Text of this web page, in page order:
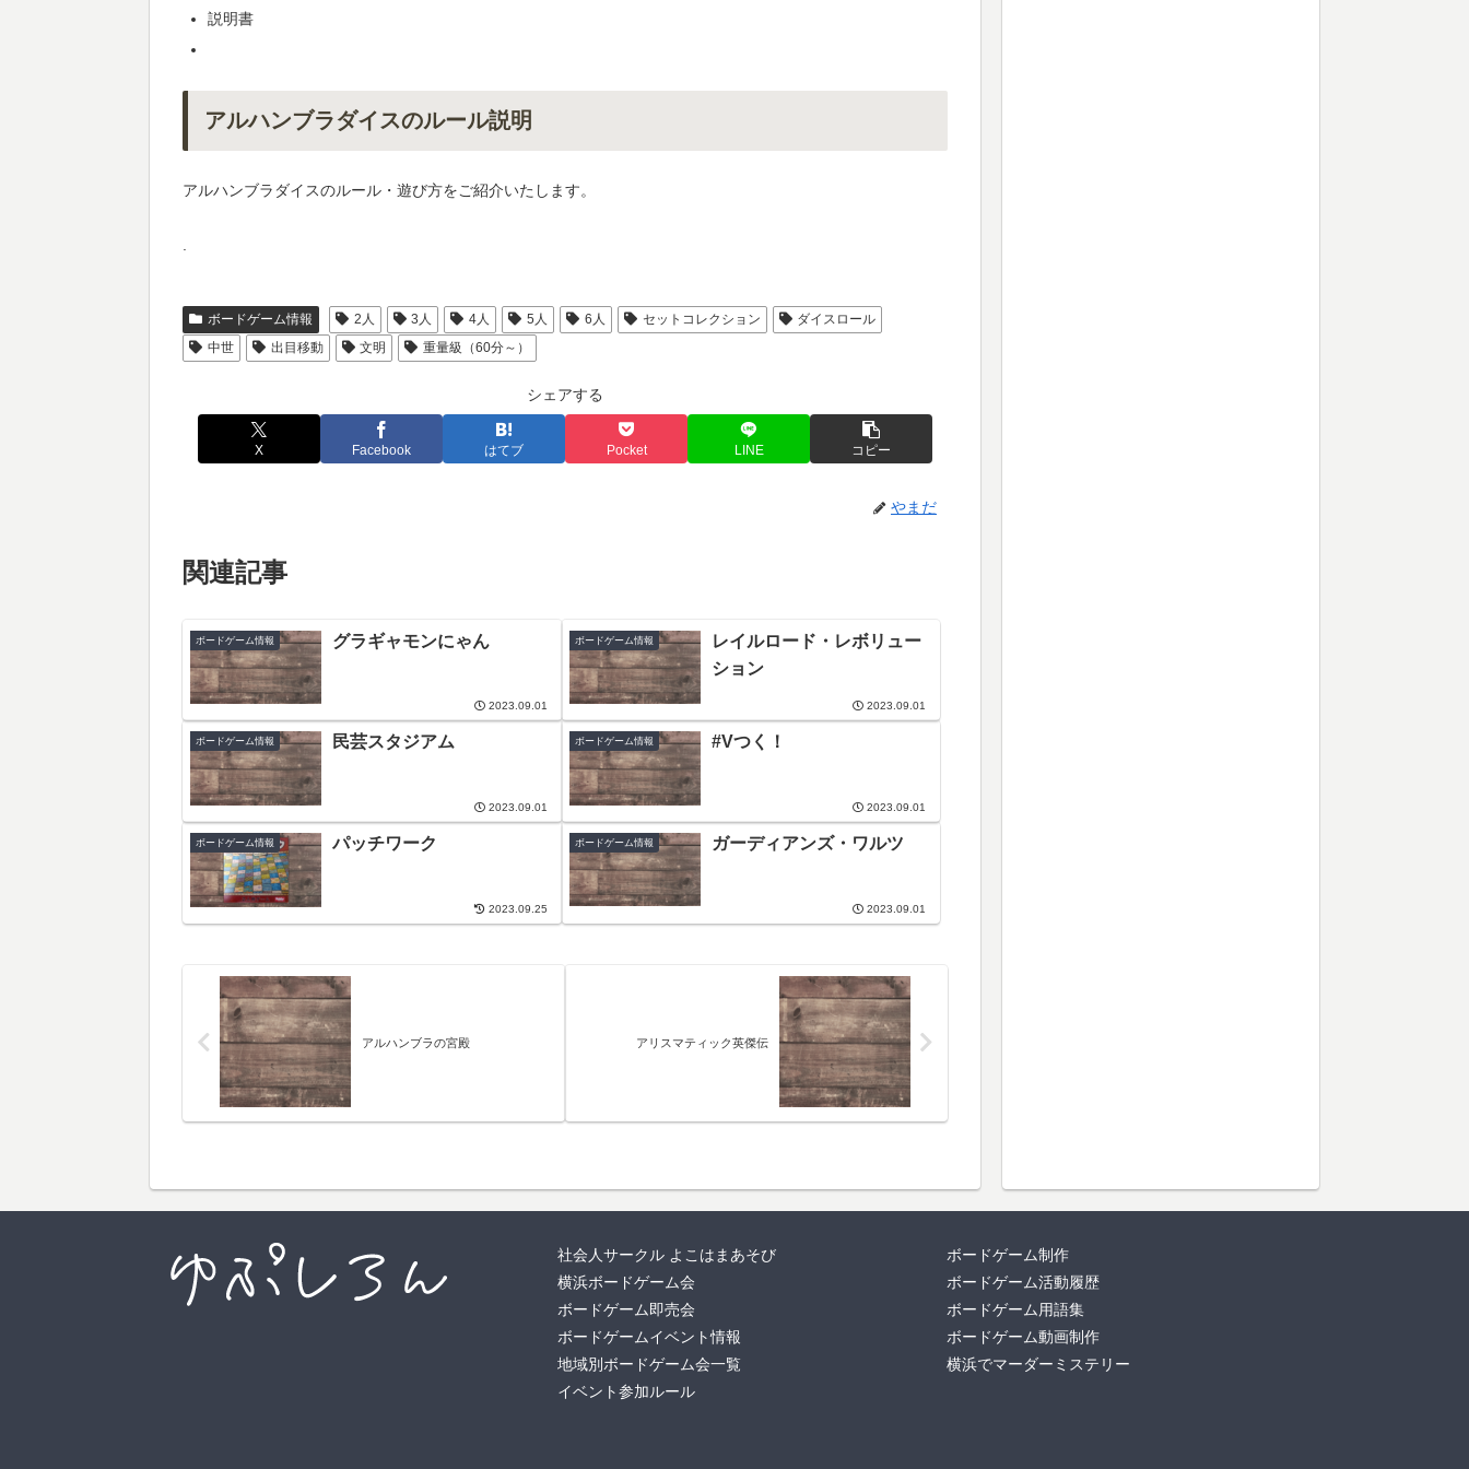
説明書
アルハンブラダイスのルール説明
アルハンブラダイスのルール・遊び方をご紹介いたします。
.
ボードゲーム情報 2人 3人 4人 5人 6人 セットコレクション
ダイスロール
中世
出目移動 文明 重量級（60分～）
シェアする
X Facebook はてブ Pocket LINE コピー
やまだ
関連記事
ボードゲーム情報 グラギャモンにゃん
2023.09.01
ボードゲーム情報
レイルロード・レボリュー
ション
2023.09.01
ボードゲーム情報 民芸スタジアム
2023.09.01
ボードゲーム情報 #Vつく！
2023.09.01
ボードゲーム情報 パッチワーク
2023.09.25
ボードゲーム情報 ガーディアンズ・ワルツ
2023.09.01
アルハンブラの宮殿 アリスマティック英傑伝
社会人サークル よこはまあそび
横浜ボードゲーム会
ボードゲーム即売会
ボードゲームイベント情報
地域別ボードゲーム会一覧
イベント参加ルール
ボードゲーム制作
ボードゲーム活動履歴
ボードゲーム用語集
ボードゲーム動画制作
横浜でマーダーミステリー